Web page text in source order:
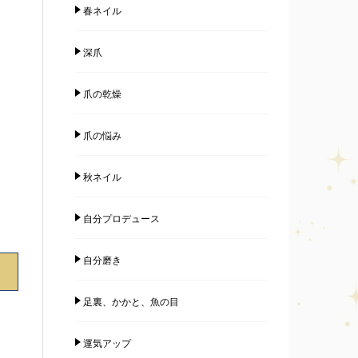
春ネイル
深爪
爪の乾燥
爪の悩み
秋ネイル
自分プロデュース
自分磨き
足裏、かかと、魚の目
運気アップ